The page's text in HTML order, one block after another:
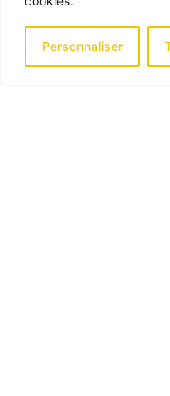
Personnaliser
traitement qui
Droit à la
Vous avez le droit